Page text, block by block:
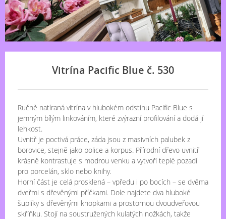
Vitrína Pacific Blue č. 530
Ručně natíraná vitrína v hlubokém odstínu Pacific Blue s
jemným bílým linkováním, které zvýrazní profilování a dodá jí
lehkost.
Uvnitř je poctivá práce, záda jsou z masivních palubek z
borovice, stejně jako police a korpus. Přírodní dřevo uvnitř
krásně kontrastuje s modrou venku a vytvoří teplé pozadí
pro porcelán, sklo nebo knihy.
Horní část je celá prosklená – vpředu i po bocích – se dvěma
dveřmi s dřevěnými příčkami. Dole najdete dva hluboké
šuplíky s dřevěnými knopkami a prostornou dvoudveřovou
skříňku. Stojí na soustružených kulatých nožkách, takže